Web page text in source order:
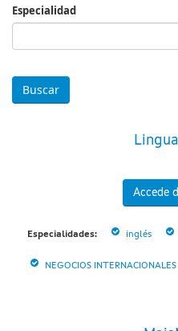
Especialidad
Accede
Especialidades: inglés
NEGOCIOS INTERNACIONALES